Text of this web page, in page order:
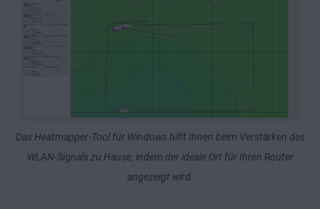
Das Heatmapper-Tool für Windows hilft Ihnen beim Verstärken des
WLAN-Signals zu Hause, indem der ideale Ort für Ihren Router
angezeigt wird.